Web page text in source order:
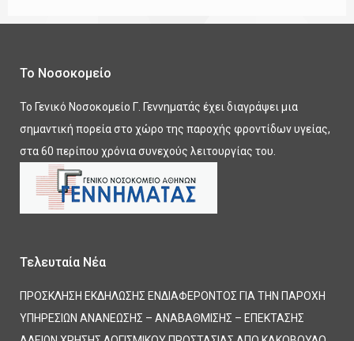
Το Νοσοκομείο
Το Γενικό Νοσοκομείο Γ. Γεννηματάς έχει διαγράψει μια
σημαντική πορεία στο χώρο της παροχής φροντίδων υγείας,
στα 60 περίπου χρόνια συνεχούς λειτουργίας του.
Τελευταία Νέα
ΠΡΟΣΚΛΗΣΗ ΕΚΔΗΛΩΣΗΣ ΕΝΔΙΑΦΕΡΟΝΤΟΣ ΓΙΑ ΤΗΝ ΠΑΡΟΧΗ
ΥΠΗΡΕΣΙΩΝ ΑΝΑΝΕΩΣΗΣ – ΑΝΑΒΑΘΜΙΣΗΣ – ΕΠΕΚΤΑΣΗΣ